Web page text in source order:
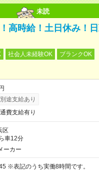
未読
高時給！土日休み！
社会人未経験OK
ブランクOK
途支給あり
費支給有り
区
車12分
ーカー
7:45～16:45 ※表記のうち実働8時間です。